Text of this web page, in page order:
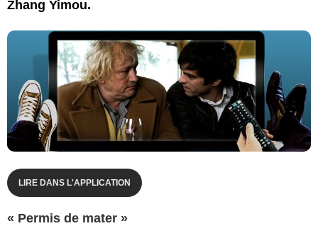
Zhang Yimou.
LIRE DANS L'APPLICATION
« Permis de mater »